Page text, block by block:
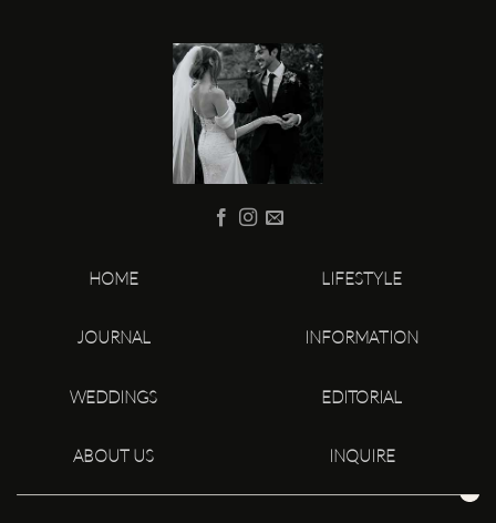
HOME
JOURNAL
WEDDINGS
ABOUT US
LIFESTYLE
INFORMATION
EDITORIAL
INQUIRE